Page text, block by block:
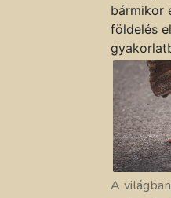
bármikor
földelés
A